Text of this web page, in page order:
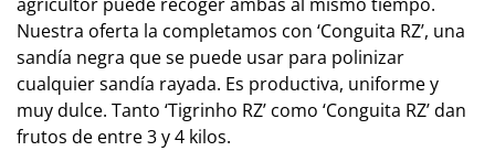
agricultor puede recoger ambas al mismo tiempo.
Nuestra oferta la completamos con ‘Conguita RZ’, una
sandía negra que se puede usar para polinizar
cualquier sandía rayada. Es productiva, uniforme y
muy dulce. Tanto ‘Tigrinho RZ’ como ‘Conguita RZ’ dan
frutos de entre 3 y 4 kilos.